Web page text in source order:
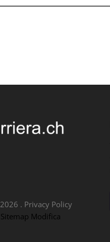
2026 . Privacy Policy
Sitemap Modifica